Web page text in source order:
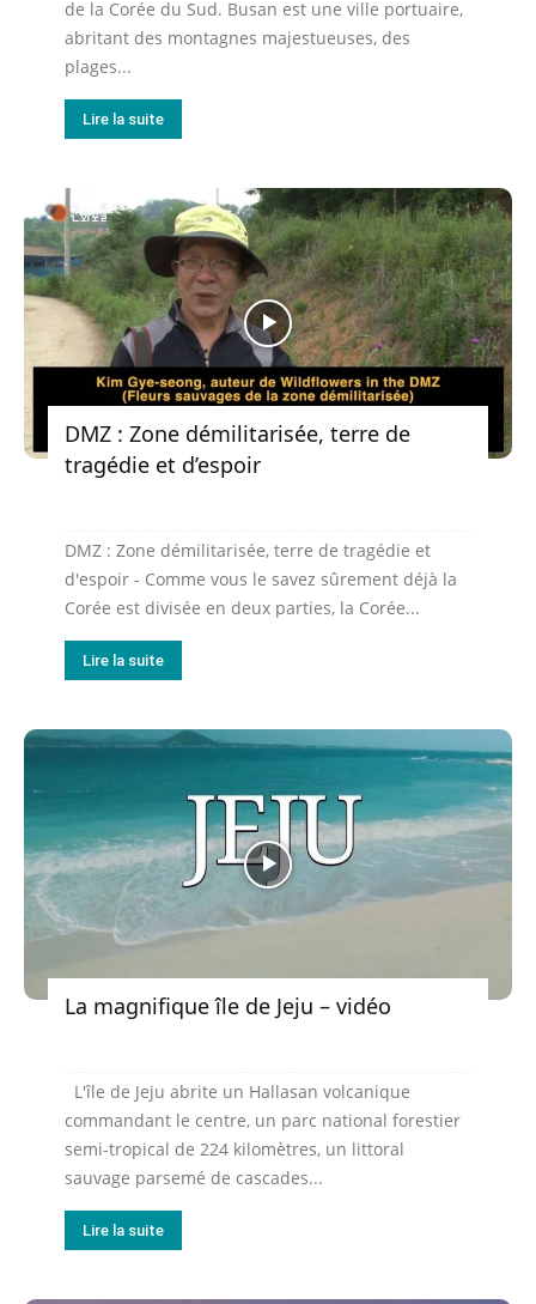
de la Corée du Sud. Busan est une ville portuaire,
abritant des montagnes majestueuses, des
plages...
Lire la suite
DMZ : Zone démilitarisée, terre de
tragédie et d’espoir
DMZ : Zone démilitarisée, terre de tragédie et
d'espoir - Comme vous le savez sûrement déjà la
Corée est divisée en deux parties, la Corée...
Lire la suite
La magnifique île de Jeju – vidéo
L'île de Jeju abrite un Hallasan volcanique
commandant le centre, un parc national forestier
semi-tropical de 224 kilomètres, un littoral
sauvage parsemé de cascades...
Lire la suite